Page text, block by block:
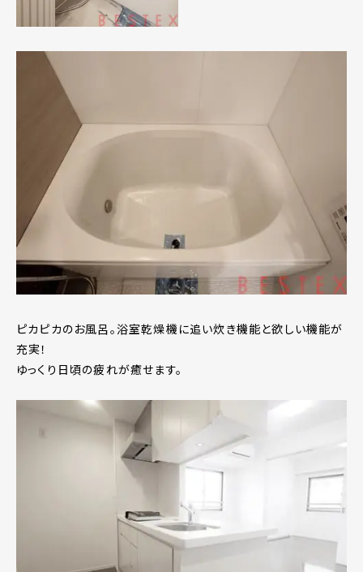
ピカピカのお風呂。浴室乾燥機に追い炊き機能と欲しい機能が
充実！
ゆっくり日頃の疲れが癒せます。